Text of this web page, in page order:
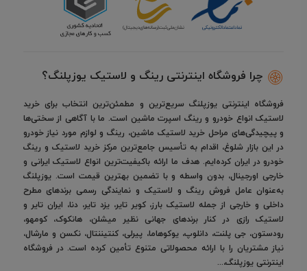
چرا فروشگاه اینترنتی رینگ و لاستیک یوزپلنگ؟
فروشگاه اینترنتی یوزپلنگ سریع‌ترین و مطمئن‌ترین انتخاب برای خرید
لاستیک انواع خودرو و رینگ اسپرت ماشین است. ما با آگاهی از سختی‌ها
و پیچیدگی‌های مراحل خرید لاستیک ماشین، رینگ و لوازم مورد نیاز خودرو
در این بازار شلوغ، اقدام به تأسیس جامع‌ترین مرکز خرید لاستیک و رینگ
خودرو در ایران کرده‌ایم. هدف ما ارائه باکیفیت‌ترین انواع لاستیک ایرانی و
خارجی اورجینال، بدون واسطه و با تضمین بهترین قیمت است. یوزپلنگ
به‌عنوان عامل فروش رینگ و لاستیک و نمایندگی رسمی برندهای مطرح
داخلی و خارجی از جمله لاستیک بارز، کویر تایر، یزد تایر، دنا، ایران تایر و
لاستیک رازی در کنار برندهای جهانی نظیر میشلن، هانکوک، کومهو،
رودستون، جی پلنت، دانلوپ، یوکوهاما، پیرلی، کنتیننتال، نکسن و مارشال،
نیاز مشتریان را با ارائه محصولاتی متنوع تأمین کرده است. در فروشگاه
اینترنتی یوزپلنگ،...